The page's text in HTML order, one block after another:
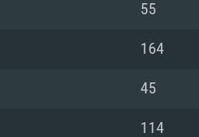
시스템
55
164
45
114